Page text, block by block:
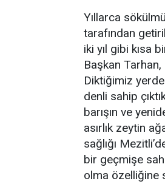
Yıllarca
tarafından
iki yıl gibi kısa
Başkan
Diktiğimiz
denli sahip
barışın ve
asırlık zeytin
sağlığı
bir geçmişe
olma özelliğine